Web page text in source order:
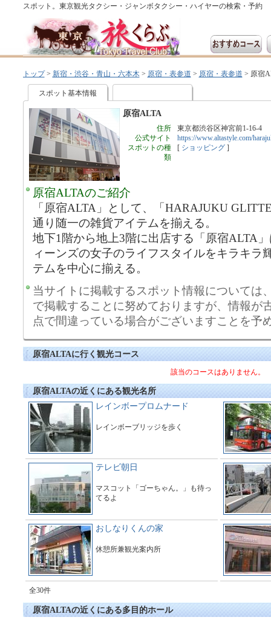
スポット。東京観光タクシー・ジャンボタクシー・ハイヤーの検索・予約
トップ> 新宿・渋谷・青山・六本木> 原宿・表参道 > 原宿・表参道 > 原宿
スポット基本情報
原宿ALTA
住所
東京都渋谷区神宮前1-16-4
公式サイト
https://www.altastyle.com/
スポットの種
類
[ ショッピング]
原宿ALTAのご紹介
「原宿ALTA」として、「HARAJUKU
通り随一の雑貨アイテムを揃える。
地下1階から地上3階に出店する「原宿ALTA
ィーンズの女子のライフスタイルをキラキラ
テムを中心に揃える。
当サイトに掲載するスポット情報については
で掲載することに努めておりますが、情報が
点で間違っている場合がございますことを予
原宿ALTAに行く観光コース
該当のコースはありません。
原宿ALTAの近くにある観光名所
レインボープロムナード
レインボーブリッジを歩く
テレビ朝日
マスコット「ゴーちゃん。」も待っ
てるよ
おしなりくんの家
休憩所兼観光案内所
全30件
原宿ALTAの近くにある多目的ホール